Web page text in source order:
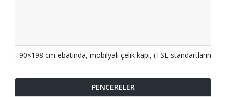
90×198 cm ebatında, mobilyalı çelik kapı, (TSE standartlarında)
PENCERELER